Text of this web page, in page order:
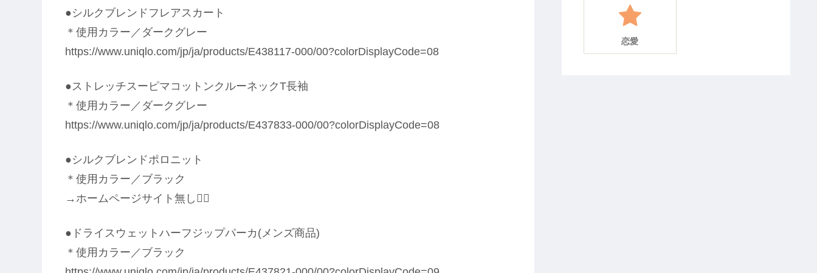
●シルクブレンドフレアスカート
＊使用カラー／ダークグレー
https://www.uniqlo.com/jp/ja/products/E438117-000/00?colorDisplayCode=08
●ストレッチスーピマコットンクルーネックT長袖
＊使用カラー／ダークグレー
https://www.uniqlo.com/jp/ja/products/E437833-000/00?colorDisplayCode=08
●シルクブレンドポロニット
＊使用カラー／ブラック
→ホームページサイト無し🙇‍♀️
●ドライスウェットハーフジップパーカ(メンズ商品)
＊使用カラー／ブラック
恋愛